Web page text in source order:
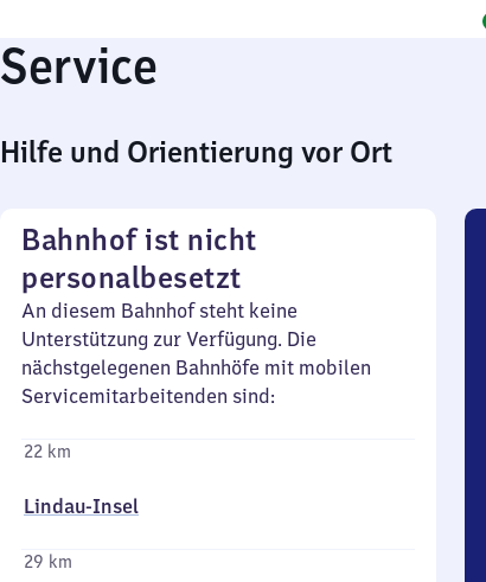
Service
Hilfe und Orientierung vor Ort
Bahnhof ist nicht
personalbesetzt
An diesem Bahnhof steht keine
Unterstützung zur Verfügung. Die
nächstgelegenen Bahnhöfe mit mobilen
Servicemitarbeitenden sind:
22 km
Lindau-Insel
29 km